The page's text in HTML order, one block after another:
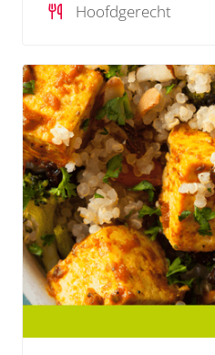
Hoofdgerecht